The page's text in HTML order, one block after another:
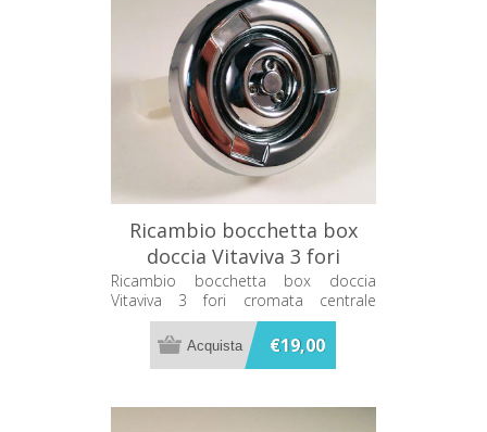
Ricambio bocchetta box
doccia Vitaviva 3 fori
cromata centrale 498790CR
Ricambio bocchetta box doccia
Vitaviva 3 fori cromata centrale
498790CR
€19,00